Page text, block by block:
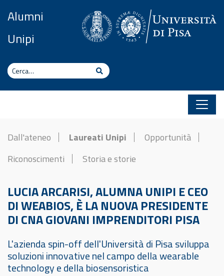
Alumni
Unipi
Cerca Cerca
Dall'ateneo Laureati Unipi
Opportunità
Riconoscimenti
Storia e storie
LUCIA ARCARISI, ALUMNA UNIPI E CEO
DI WEABIOS, È LA NUOVA PRESIDENTE
DI CNA GIOVANI IMPRENDITORI PISA
L'azienda spin-off dell'Università di Pisa sviluppa
soluzioni innovative nel campo della wearable
technology e della biosensoristica